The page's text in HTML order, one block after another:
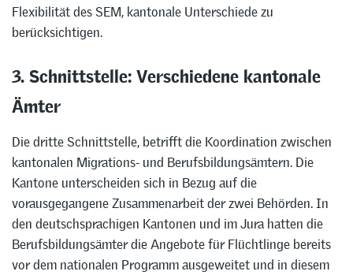
Flexibilität des SEM, kantonale Unterschiede zu
berücksichtigen.
3. Schnittstelle: Verschiedene kantonale
Ämter
Die dritte Schnittstelle, betrifft die Koordination zwischen
kantonalen Migrations- und Berufsbildungsämtern. Die
Kantone unterscheiden sich in Bezug auf die
vorausgegangene Zusammenarbeit der zwei Behörden. In
den deutschsprachigen Kantonen und im Jura hatten die
Berufsbildungsämter die Angebote für Flüchtlinge bereits
vor dem nationalen Programm ausgeweitet und in diesem